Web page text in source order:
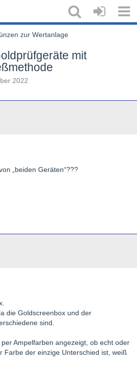
zur Wertanlage
mit
2022
„beiden Geräten“???
die Goldscreenbox und der
sind.
Ampelfarben angezeigt, ob echt oder
Farbe der einzige Unterschied ist, weiß